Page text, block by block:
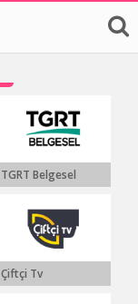
TGRT Belgesel
Çiftçi Tv